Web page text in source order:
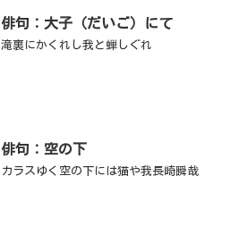
俳句：大子（だいご）にて
滝裏にかくれし我と蝉しぐれ
俳句：空の下
カラスゆく空の下には猫や我長崎瞬哉